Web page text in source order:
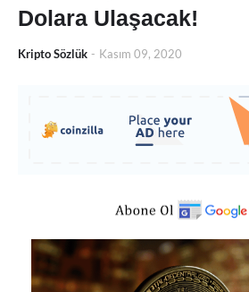
Dolara Ulaşacak!
Kripto Sözlük - Kasım 09, 2020